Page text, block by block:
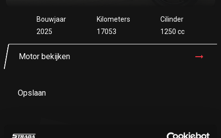
Bouwjaar
2025
Kilometers
17053
Cilinder
1250 cc
Motor bekijken
Opslaan